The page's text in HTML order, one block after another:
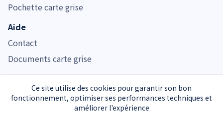
Ce site utilise des cookies pour garantir son bon
fonctionnement, optimiser ses performances techniques et
améliorer l'expérience
Pochette carte grise
Aide
Contact
Documents carte grise
Immatriculer.com est noté 4.7/5 pour son service de carte grise
Service carte grise privé et indépendant de l’Administration